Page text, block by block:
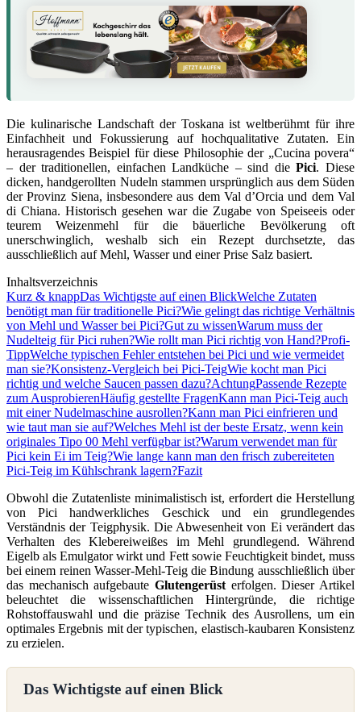
Die kulinarische Landschaft der Toskana ist weltberühmt für ihre
Einfachheit und Fokussierung auf hochqualitative Zutaten. Ein
herausragendes Beispiel für diese Philosophie der „Cucina povera“
– der traditionellen, einfachen Landküche – sind diePici. Diese
dicken, handgerollten Nudeln stammen ursprünglich aus dem Süden
der Provinz Siena, insbesondere aus dem Val d’Orcia und dem Val
di Chiana. Historisch gesehen war die Zugabe von Speiseeis oder
teurem Weizenmehl für die bäuerliche Bevölkerung oft
unerschwinglich, weshalb sich ein Rezept durchsetzte, das
ausschließlich auf Mehl, Wasser und einer Prise Salz basiert.
Inhaltsverzeichnis
Kurz & knappDas Wichtigste auf einen BlickWelche Zutaten
benötigt man für traditionelle Pici?Wie gelingt das richtige Verhältnis
von Mehl und Wasser bei Pici?Gut zu wissenWarum muss der
Nudelteig für Pici ruhen?Wie rollt man Pici richtig von Hand?Profi-
TippWelche typischen Fehler entstehen bei Pici und wie vermeidet
man sie?Konsistenz-Vergleich bei Pici-TeigWie kocht man Pici
richtig und welche Saucen passen dazu?AchtungPassende Rezepte
zum AusprobierenHäufig gestellte FragenKann man Pici-Teig auch
mit einer Nudelmaschine ausrollen?Kann man Pici einfrieren und
wie taut man sie auf?Welches Mehl ist der beste Ersatz, wenn kein
originales Tipo 00 Mehl verfügbar ist?Warum verwendet man für
Pici kein Ei im Teig?Wie lange kann man den frisch zubereiteten
Pici-Teig im Kühlschrank lagern?Fazit
Obwohl die Zutatenliste minimalistisch ist, erfordert die Herstellung
von Pici handwerkliches Geschick und ein grundlegendes
Verständnis der Teigphysik. Die Abwesenheit von Ei verändert das
Verhalten des Klebereiweißes im Mehl grundlegend. Während
Eigelb als Emulgator wirkt und Fett sowie Feuchtigkeit bindet, muss
bei einem reinen Wasser-Mehl-Teig die Bindung ausschließlich über
das mechanisch aufgebaute Glutengerüst erfolgen. Dieser Artikel
beleuchtet die wissenschaftlichen Hintergründe, die richtige
Rohstoffauswahl und die präzise Technik des Ausrollens, um ein
optimales Ergebnis mit der typischen, elastisch-kaubaren Konsistenz
zu erzielen.
Das Wichtigste auf einen Blick